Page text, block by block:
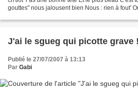
gouttes" nous jalousent bien Nous : rien à fout'
J'ai le sgueg qui picotte grave
Publié le 27/07/2007 à 13:13
Par Gabi